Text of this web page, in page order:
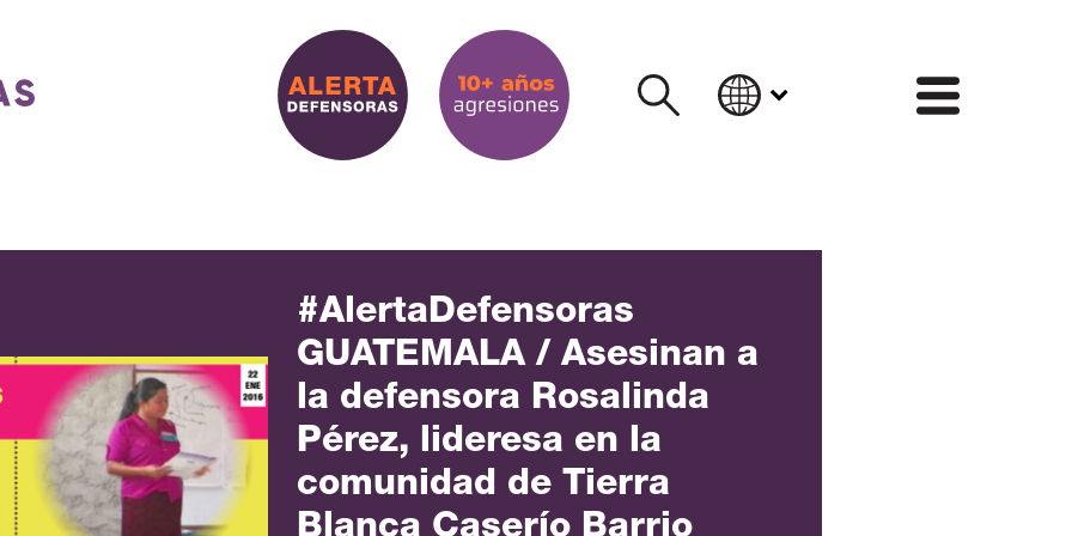
#AlertaDefensoras
GUATEMALA / Asesinan a
la defensora Rosalinda
Pérez, lideresa en la
comunidad de Tierra